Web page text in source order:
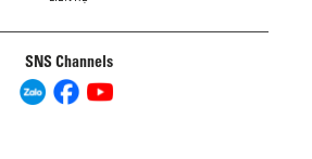
SNS Channels